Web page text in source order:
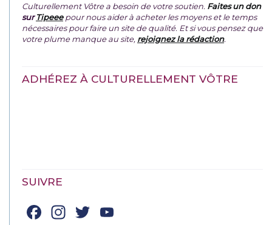
Culturellement Vôtre a besoin de votre soutien. Faites un don
surTipeeepour nous aider à acheter les moyens et le temps
nécessaires pour faire un site de qualité. Et si vous pensez que
votre plume manque au site, rejoignez la rédaction.
ADHÉREZ À CULTURELLEMENT VÔTRE
SUIVRE
Facebook
Instagram
Twitter